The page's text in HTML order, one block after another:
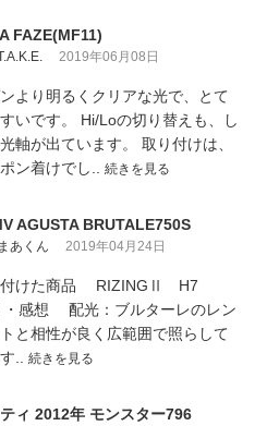
FAZE(MF11)
2019年06月08日
より明るくクリアな光で、とて
いです。 Hi/Loの切り替えも、し
軸が出ています。 取り付けは、
ン着けでし.. 続きを見る
AGUSTA BRUTALE750S
あくん 2019年04月24日
付けた商品 RIZINGⅡ H7
・感想 配光：ブルターレのレン
と相性が良く広範囲で照らして
.. 続きを見る
ティ 2012年 モンスター796